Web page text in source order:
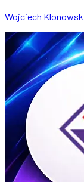
Wojciech